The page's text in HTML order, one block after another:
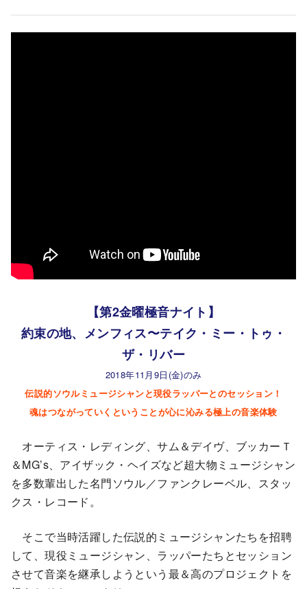
【第2金曜極音ナイト】
約束の地、メンフィス〜テイク・ミー・トゥ・
ザ・リバー
2018年11月9日(金)のみ
伝説的ソウルミュージシャンと現役ラッパーとのセッション！
魂はつながっていくということが心に沁みる極上の音楽体験
オーティス・レディング、サム＆デイヴ、ブッカーＴ
＆MG’s、アイザック・ヘイズなど超大物ミュージシャン
を多数輩出した名門ソウル／ファンクレーベル、スタッ
クス・レコード。
そこで当時活躍した伝説的ミュージシャンたちを招聘
して、現役ミュージシャン、ラッパーたちとセッション
させて音楽を継承しようという最＆高のプロジェクトを